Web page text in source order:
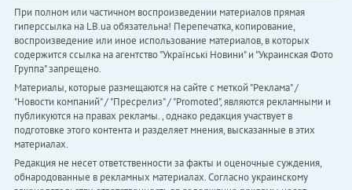
При полном или частичном воспроизведении материалов прямая
гиперссылка на LB.ua обязательна! Перепечатка, копирование,
воспроизведение или иное использование материалов, в которых
содержится ссылка на агентство "Українськi Новини" и "Украинская Фото
Группа" запрещено.
Материалы, которые размещаются на сайте с меткой "Реклама" /
"Новости компаний" / "Пресрелиз" / "Promoted", являются рекламными и
публикуются на правах рекламы. , однако редакция участвует в
подготовке этого контента и разделяет мнения, высказанные в этих
материалах.
Редакция не несет ответственности за факты и оценочные суждения,
обнародованные в рекламных материалах. Согласно украинскому